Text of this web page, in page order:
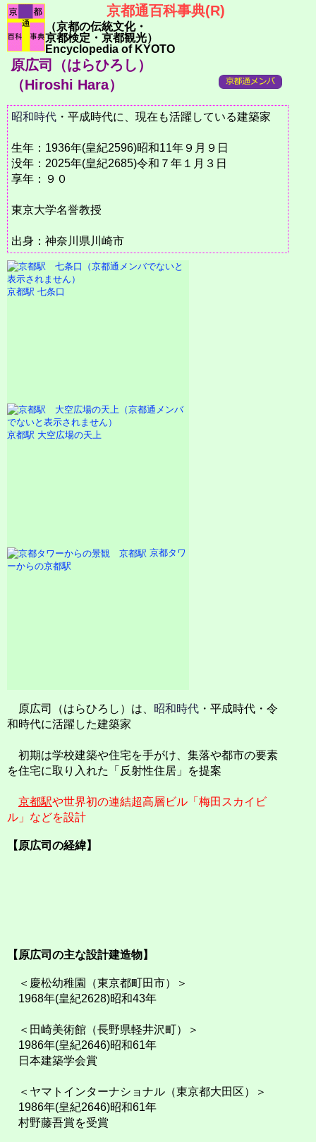
京都通百科事典(R)
（京都の伝統文化・
京都検定・京都観光）
Encyclopedia of KYOTO
原広司（はらひろし）
（Hiroshi Hara）
昭和時代 ・平成時代に、現在も活躍している建築家
生年：1936年(皇紀2596)昭和11年９月９日
没年：2025年(皇紀2685)令和７年１月３日
享年：９０
東京大学名誉教授
出身：神奈川県川崎市
京都駅 七条口
京都駅 大空広場の天上
京都タワ
ーからの京都駅
原広司（はらひろし）は、 昭和時代 ・平成時代・令
和時代に活躍した建築家
初期は学校建築や住宅を手がけ、集落や都市の要素
を住宅に取り入れた「反射性住居」を提案
京都駅や世界初の連結超高層ビル「梅田スカイビ
ル」などを設計
【原広司の経緯】
【原広司の主な設計建造物】
＜慶松幼稚園（東京都町田市）＞
1968年(皇紀2628)昭和43年
＜田崎美術館（長野県軽井沢町）＞
1986年(皇紀2646)昭和61年
日本建築学会賞
＜ヤマトインターナショナル（東京都大田区）＞
1986年(皇紀2646)昭和61年
村野藤吾賞を受賞